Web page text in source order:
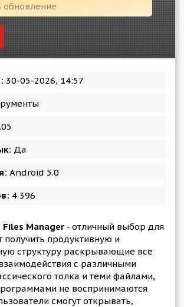
обновление
30-05-2026, 14:57
Да
Android 5.0
4 396
Manager - отличный выбор для
получить продуктивную и
структуру раскрывающие все
с различными
толка и теми файлами,
не воспринимаются
смогут открывать,